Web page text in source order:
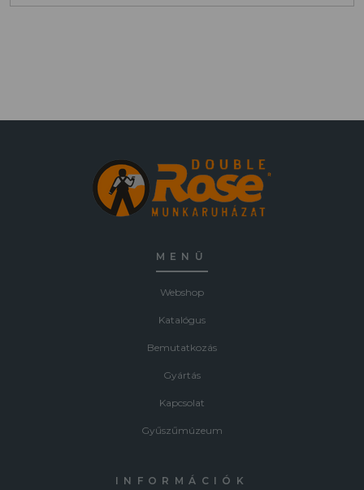
MENÜ
Webshop
Katalógus
Bemutatkozás
Gyártás
Kapcsolat
Gyűszűmúzeum
INFORMÁCIÓK